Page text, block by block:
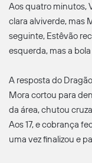
Aos quatro minutos,
clara alviverde, mas
seguinte, Estêvão
esquerda, mas a
A resposta do
Mora cortou para
da área, chutou
Aos 17, e cobrança
uma vez finalizou e